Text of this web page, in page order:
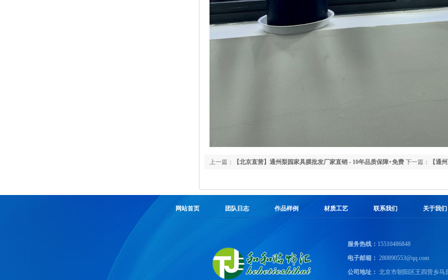
下一篇： 【通
上一篇： 【北京直营】通州梨园家具膜批发厂家直销 - 10年品质保障+免费
网站首页 团队日志 作品样例 材质工艺 联系我们 关于我们
服务热线： 15510486848
电子邮箱： 280890553@qq.com
公司地址： 北京市朝阳区王四营乡马